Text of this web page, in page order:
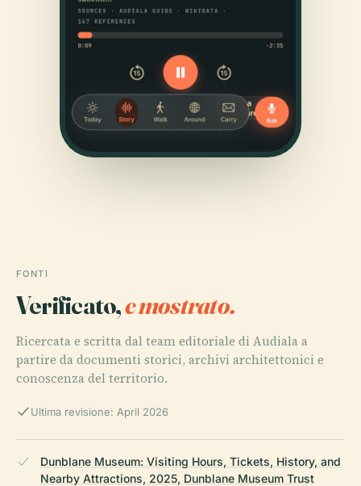
FONTI
Verificato,e mostrato.
Ricercata e scritta dal team editoriale di Audiala a
partire da documenti storici, archivi architettonici e
conoscenza del territorio.
Ultima revisione: April 2026
Dunblane Museum: Visiting Hours, Tickets, History, and
Nearby Attractions, 2025, Dunblane Museum Trust